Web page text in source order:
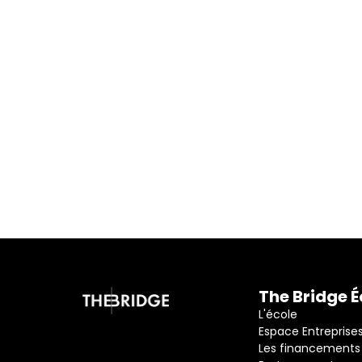
The Bridge
L'école
Espace Entreprises
Les financements